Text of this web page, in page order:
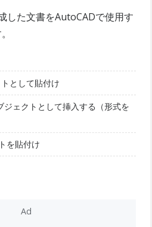
した文書をAutoCADで使用す
として貼付け
ェクトとして挿入する（形式を
を貼付け